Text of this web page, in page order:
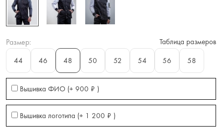
Размер:
Таблица размеров
44
46 48 50 52 54 56 58
Вышивка ФИО (+ 900 ₽ )
Вышивка логотипа (+ 1 200 ₽ )